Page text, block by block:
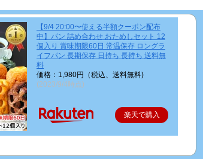
【9/4 20:00〜使える半額クーポン配布
中】パン 詰め合わせ おためしセット 12
個入り 賞味期限60日 常温保存 ロングラ
イフパン 長期保存 日持ち 長持ち 送料無
料
価格：1,980円（税込、送料無料)
(2023/9/4時点)
楽天で購入